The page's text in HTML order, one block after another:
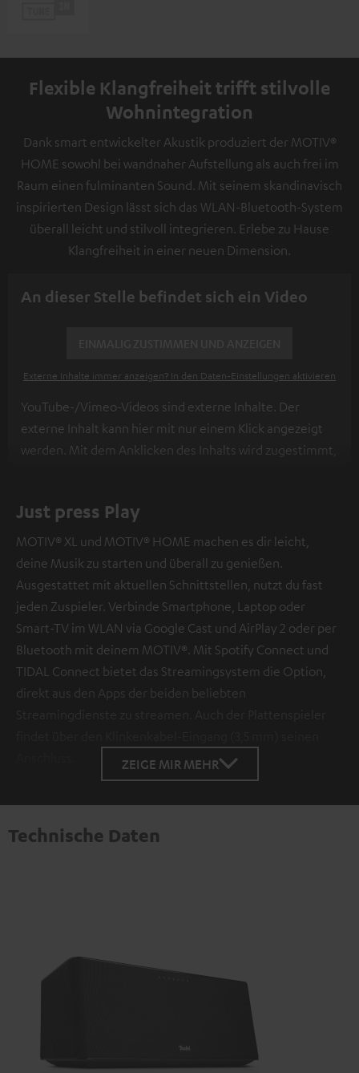
Flexible Klangfreiheit trifft stilvolle
Wohnintegration
Dank smart entwickelter Akustik produziert der MOTIV®
HOME sowohl bei wandnaher Aufstellung als auch frei im
Raum einen fulminanten Sound. Mit seinem skandinavisch
inspirierten Design lässt sich das WLAN-Bluetooth-System
überall leicht und stilvoll integrieren. Erlebe zu Hause
Klangfreiheit in einer neuen Dimension.
An dieser Stelle befindet sich ein Video
Externe Inhalte immer anzeigen? In den Daten‑Einstellungen aktivieren
YouTube-/Vimeo-Videos sind externe Inhalte. Der
externe Inhalt kann hier mit nur einem Klick angezeigt
werden. Mit dem Anklicken des Inhalts wird zugestimmt,
übermittelt werden.Weitere Informationen sind in der
Datenschutzerklärung unter I zu finden
Just press Play
MOTIV® XL und MOTIV® HOME machen es dir leicht,
deine Musik zu starten und überall zu genießen.
Ausgestattet mit aktuellen Schnittstellen, nutzt du fast
jeden Zuspieler. Verbinde Smartphone, Laptop oder
Smart-TV im WLAN via Google Cast und AirPlay 2 oder per
Bluetooth mit deinem MOTIV®. Mit Spotify Connect und
TIDAL Connect bietet das Streamingsystem die Option,
direkt aus den Apps der beiden beliebten
ZEIGE MIR MEHR
Technische Daten